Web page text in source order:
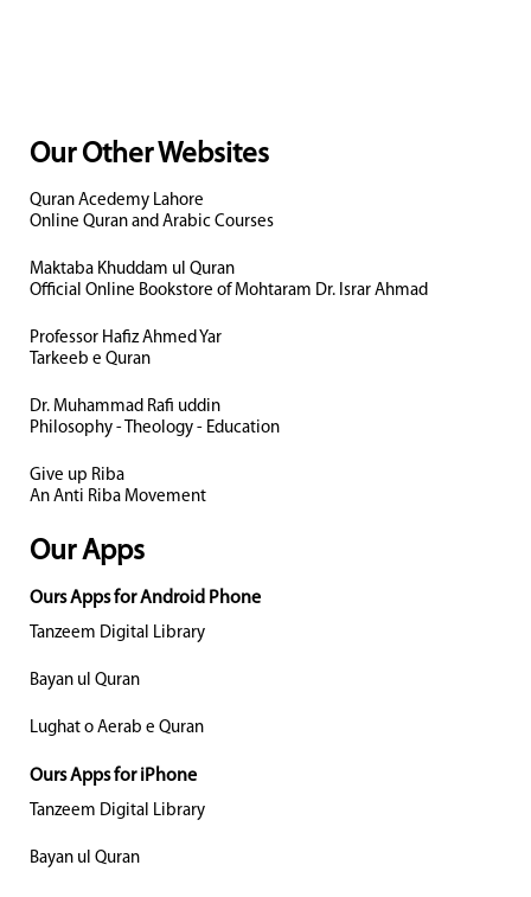
Our Other Websites
Quran Acedemy Lahore
Online Quran and Arabic Courses
Maktaba Khuddam ul Quran
Official Online Bookstore of Mohtaram Dr. Israr Ahmad
Professor Hafiz Ahmed Yar
Tarkeeb e Quran
Dr. Muhammad Rafi uddin
Philosophy - Theology - Education
Give up Riba
An Anti Riba Movement
Our Apps
Ours Apps for Android Phone
Tanzeem Digital Library
Bayan ul Quran
Lughat o Aerab e Quran
Ours Apps for iPhone
Tanzeem Digital Library
Bayan ul Quran